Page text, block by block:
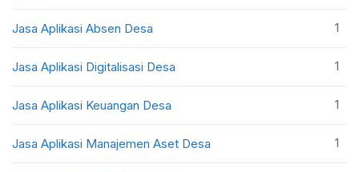
Jasa Aplikasi Absen Desa 1
Jasa Aplikasi Digitalisasi Desa 1
Jasa Aplikasi Keuangan Desa 1
Jasa Aplikasi Manajemen Aset Desa 1